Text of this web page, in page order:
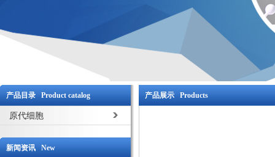
产品目录 Product catalog
原代细胞
新闻资讯 New
产品展示 Products